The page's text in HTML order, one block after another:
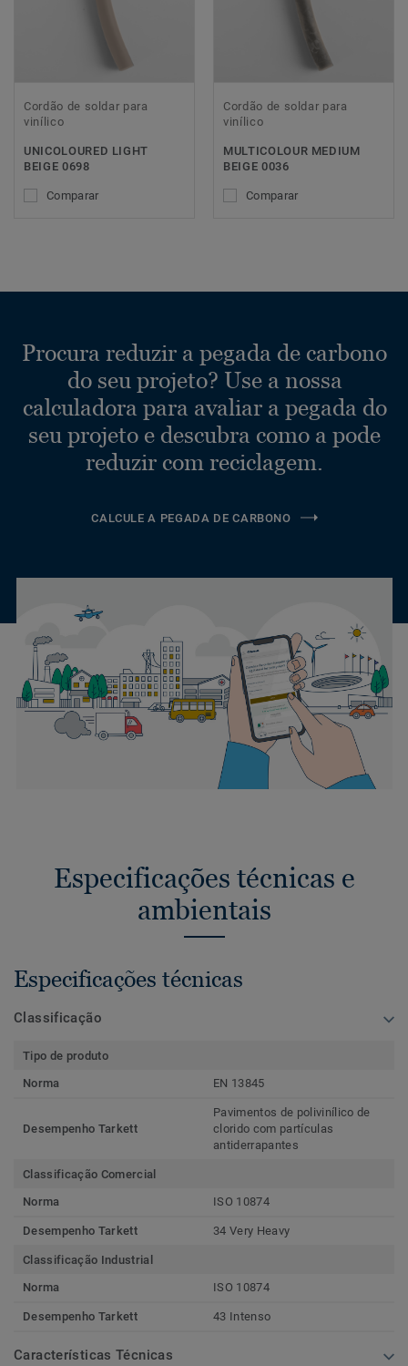
Cordão de soldar para
vinílico
UNICOLOURED LIGHT
BEIGE 0698
Comparar
Cordão de soldar para
vinílico
MULTICOLOUR MEDIUM
BEIGE 0036
Comparar
Procura reduzir a pegada de carbono
do seu projeto? Use a nossa
calculadora para avaliar a pegada do
seu projeto e descubra como a pode
reduzir com reciclagem.
CALCULE A PEGADA DE CARBONO
Especificações técnicas e
ambientais
Especificações técnicas
Classificação
Tipo de produto
Norma
EN 13845
Desempenho Tarkett
Pavimentos de polivinílico de
clorido com partículas
antiderrapantes
Classificação Comercial
Norma
ISO 10874
Desempenho Tarkett 34 Very Heavy
Classificação Industrial
Norma
ISO 10874
Desempenho Tarkett 43 Intenso
Características Técnicas